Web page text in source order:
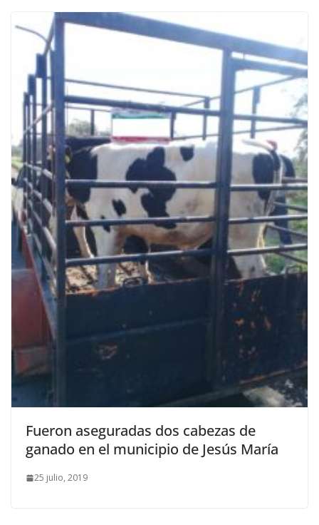
Fueron aseguradas dos cabezas de
ganado en el municipio de Jesús María
25 julio, 2019